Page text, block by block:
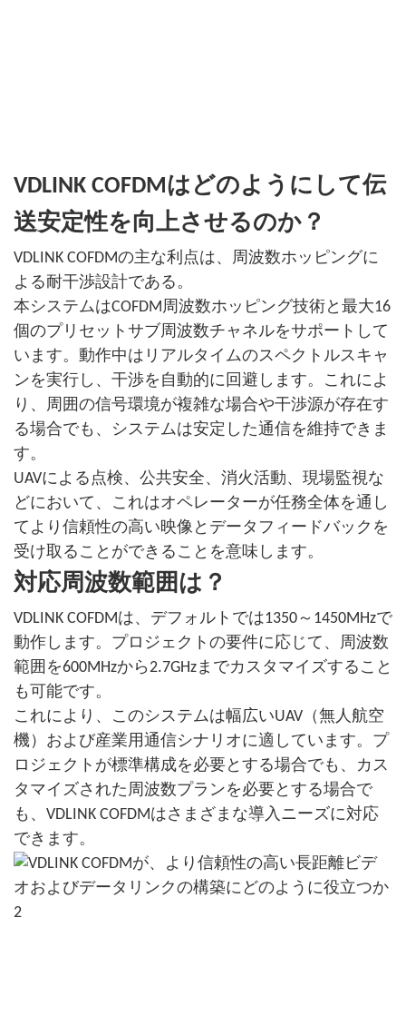
VDLINK COFDMはどのようにして伝
送安定性を向上させるのか？
VDLINK COFDMの主な利点は、周波数ホッピングに
よる耐干渉設計である。
本システムはCOFDM周波数ホッピング技術と最大16
個のプリセットサブ周波数チャネルをサポートして
います。動作中はリアルタイムのスペクトルスキャ
ンを実行し、干渉を自動的に回避します。これによ
り、周囲の信号環境が複雑な場合や干渉源が存在す
る場合でも、システムは安定した通信を維持できま
す。
UAVによる点検、公共安全、消火活動、現場監視な
どにおいて、これはオペレーターが任務全体を通し
てより信頼性の高い映像とデータフィードバックを
受け取ることができることを意味します。
対応周波数範囲は？
VDLINK COFDMは、デフォルトでは1350～1450MHzで
動作します。プロジェクトの要件に応じて、周波数
範囲を600MHzから2.7GHzまでカスタマイズすること
も可能です。
これにより、このシステムは幅広いUAV（無人航空
機）および産業用通信シナリオに適しています。プ
ロジェクトが標準構成を必要とする場合でも、カス
タマイズされた周波数プランを必要とする場合で
も、VDLINK COFDMはさまざまな導入ニーズに対応
できます。